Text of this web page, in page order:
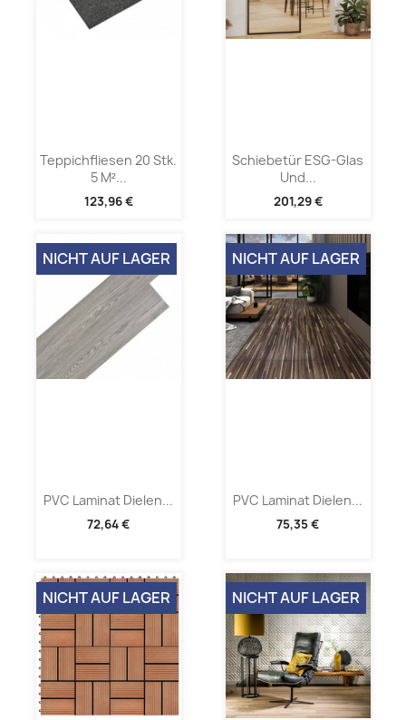
Teppichfliesen 20 Stk.
5 M²...
123,96 €
Schiebetür ESG-Glas
Und...
201,29 €
PVC Laminat Dielen...
72,64 €
NICHT AUF LAGER
PVC Laminat Dielen...
75,35 €
NICHT AUF LAGER
NICHT AUF LAGER NICHT AUF LAGER